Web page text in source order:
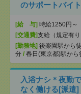
のサポートバイ
[給 与] 時給1250円～
[交通費]支給（規定有り
[勤務地] 後楽園駅から
分 / 春日(東京都)駅から
入浴ナシ＊夜勤
なく働ける[派遣]